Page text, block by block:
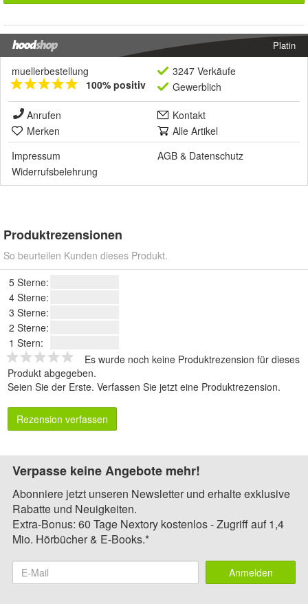
Platin
muellerbestellung
100% positiv
3247 Verkäufe
Gewerblich
Anrufen
Kontakt
Merken
Alle Artikel
Impressum
AGB & Datenschutz
Widerrufsbelehrung
Produktrezensionen
So beurteilen Kunden dieses Produkt.
5 Sterne:
4 Sterne:
3 Sterne:
2 Sterne:
1 Stern:
Es wurde noch keine Produktrezension für dieses
Produkt abgegeben.
Seien Sie der Erste. Verfassen Sie jetzt eine Produktrezension.
Rezension verfassen
Verpasse keine Angebote mehr!
Abonniere jetzt unseren Newsletter und erhalte exklusive
Rabatte und Neuigkeiten.
Extra-Bonus: 60 Tage Nextory kostenlos - Zugriff auf 1,4
Mio. Hörbücher & E-Books.*
Anmelden